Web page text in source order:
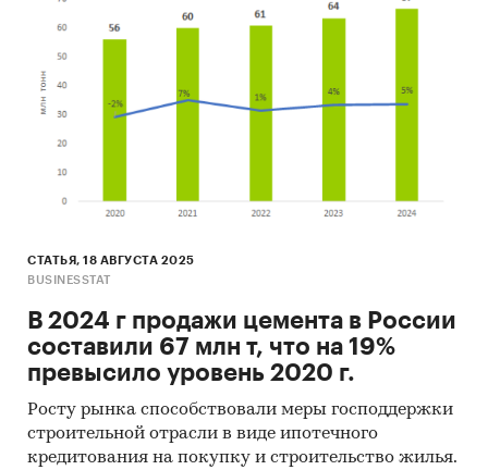
СТАТЬЯ, 18 АВГУСТА 2025
BUSINESSTAT
В 2024 г продажи цемента в России
составили 67 млн т, что на 19%
превысило уровень 2020 г.
Росту рынка способствовали меры господдержки
строительной отрасли в виде ипотечного
кредитования на покупку и строительство жилья.